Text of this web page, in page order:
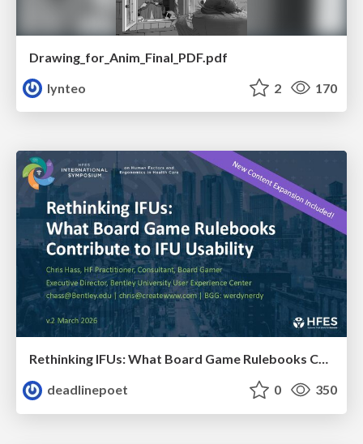
Drawing_for_Anim_Final_PDF.pdf
lynteo
2 170
Rethinking IFUs: What Board Game Rulebooks Contribute to IFU Usability
deadlinepoet
0 350